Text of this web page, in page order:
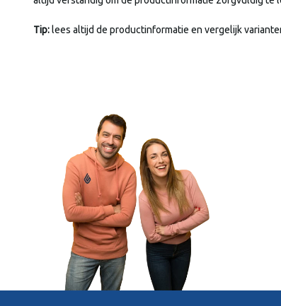
Tip:lees altijd de productinformatie en vergelijk